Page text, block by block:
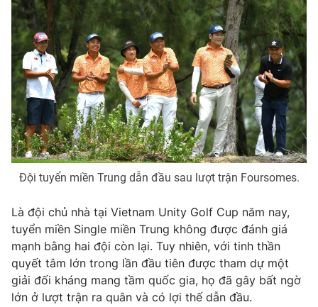
Hậu trường
Nhân vật
Khán giả
Giải sao mai
Điện ảnh
Âm nhạc
Sao
Đời sống
Du lịch
Làm đẹp
Chất lượng cuộc sống
Giáo dục
Tuyển sinh
Học trực tuyến
Công nghệ
Hitech Công nghệ tương lai
Sản phẩm
Tư vấn
Giao lưu trực tuyến
Chuyên mục khác
Emagazine Podcast
Đội tuyển miền Trung dẫn đầu sau lượt trận Foursomes.
Là đội chủ nhà tại Vietnam Unity Golf Cup năm nay,
tuyển miền Single miền Trung không được đánh giá
mạnh bằng hai đội còn lại. Tuy nhiên, với tinh thần
quyết tâm lớn trong lần đầu tiên được tham dự một
giải đối kháng mang tầm quốc gia, họ đã gây bất ngờ
lớn ở lượt trận ra quân và có lợi thế dẫn đầu.